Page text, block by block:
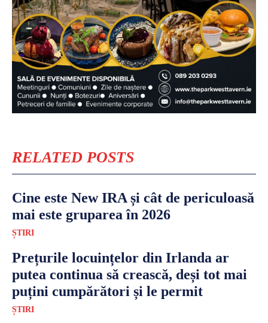
RELATED POSTS
Cine este New IRA și cât de periculoasă
mai este gruparea în 2026
ȘTIRI
Prețurile locuințelor din Irlanda ar
putea continua să crească, deși tot mai
puțini cumpărători și le permit
ȘTIRI